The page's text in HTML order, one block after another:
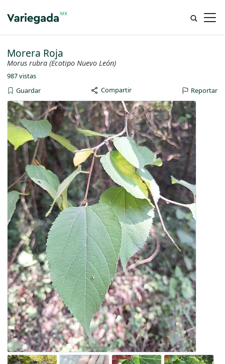
Morera Roja
Morus rubra (Ecotipo Nuevo León)
987 vistas
Guardar
Compartir Reportar